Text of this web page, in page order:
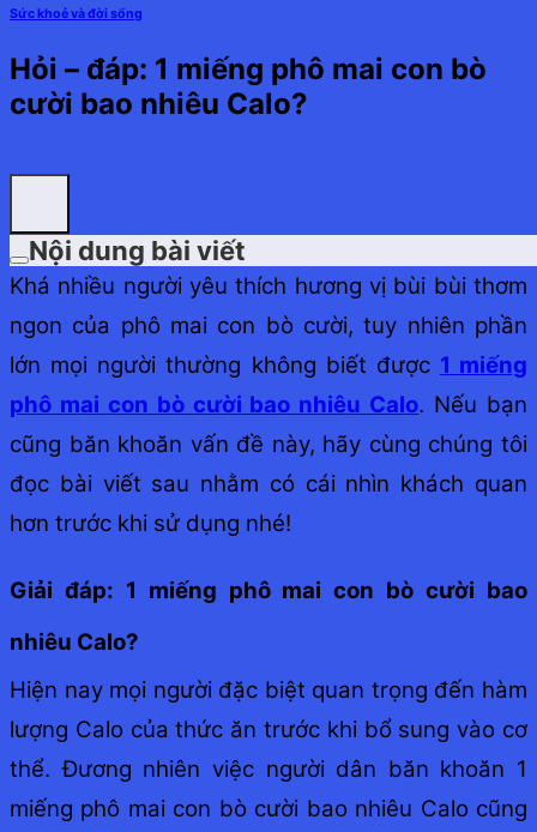
Sức khoẻ và đời sống
Hỏi – đáp: 1 miếng phô mai con bò
cười bao nhiêu Calo?
Nội dung bài viết
Khá nhiều người yêu thích hương vị bùi bùi thơm
ngon của phô mai con bò cười, tuy nhiên phần
lớn mọi người thường không biết được 1 miếng
phô mai con bò cười bao nhiêu Calo. Nếu bạn
cũng băn khoăn vấn đề này, hãy cùng chúng tôi
đọc bài viết sau nhằm có cái nhìn khách quan
hơn trước khi sử dụng nhé!
Giải đáp: 1 miếng phô mai con bò cười bao
nhiêu Calo?
Hiện nay mọi người đặc biệt quan trọng đến hàm
lượng Calo của thức ăn trước khi bổ sung vào cơ
thể. Đương nhiên việc người dân băn khoăn 1
miếng phô mai con bò cười bao nhiêu Calo cũng